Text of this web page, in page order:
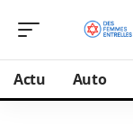
Actu Auto